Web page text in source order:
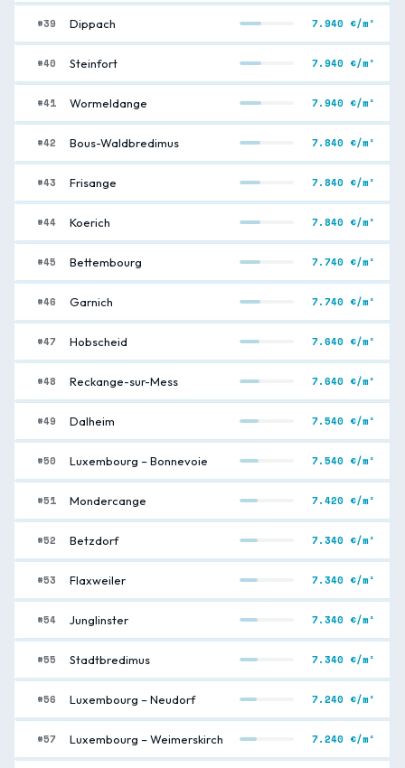
#39 Dippach 7.940 €/m²
#40 Steinfort 7.940 €/m²
#41 Wormeldange 7.940 €/m²
#42 Bous-Waldbredimus 7.840 €/m²
#43 Frisange 7.840 €/m²
#44 Koerich 7.840 €/m²
#45 Bettembourg 7.740 €/m²
#46 Garnich 7.740 €/m²
#47 Hobscheid 7.640 €/m²
#48 Reckange-sur-Mess 7.640 €/m²
#49 Dalheim 7.540 €/m²
#50 Luxembourg – Bonnevoie 7.540 €/m²
#51 Mondercange 7.420 €/m²
#52 Betzdorf 7.340 €/m²
#53 Flaxweiler 7.340 €/m²
#54 Junglinster 7.340 €/m²
#55 Stadtbredimus 7.340 €/m²
#56 Luxembourg – Neudorf 7.240 €/m²
#57 Luxembourg – Weimerskirch 7.240 €/m²